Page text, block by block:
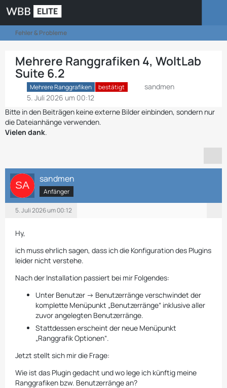
Fehler & Probleme
Mehrere Ranggrafiken 4, WoltLab
Suite 6.2
Mehrere Ranggrafiken bestätigt
sandmen
5. Juli 2026 um 00:12
Bitte in den Beiträgen keine externe Bilder einbinden, sondern nur
die Dateianhänge verwenden.
Vielen dank.
sandmen
Anfänger
5. Juli 2026 um 00:12
Hy,
ich muss ehrlich sagen, dass ich die Konfiguration des Plugins
leider nicht verstehe.
Nach der Installation passiert bei mir Folgendes:
Unter Benutzer → Benutzerränge verschwindet der
komplette Menüpunkt „Benutzerränge“ inklusive aller
zuvor angelegten Benutzerränge.
Stattdessen erscheint der neue Menüpunkt
„Ranggrafik Optionen“.
Jetzt stellt sich mir die Frage:
Wie ist das Plugin gedacht und wo lege ich künftig meine
Ranggrafiken bzw. Benutzerränge an?